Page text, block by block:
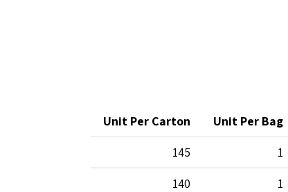
Unit Per Bag
Unit Per Carton
1
145
1
140